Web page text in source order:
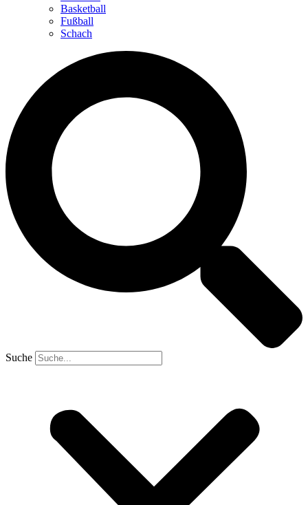
Basketball
Fußball
Schach
Suche